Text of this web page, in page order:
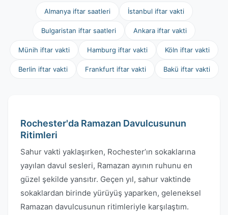
Almanya iftar saatleri İstanbul iftar vakti
Bulgaristan iftar saatleri Ankara iftar vakti
Münih iftar vakti Hamburg iftar vakti Köln iftar vakti
Berlin iftar vakti Frankfurt iftar vakti Bakü iftar vakti
Rochester'da Ramazan Davulcusunun
Ritimleri
Sahur vakti yaklaşırken, Rochester’ın sokaklarına
yayılan davul sesleri, Ramazan ayının ruhunu en
güzel şekilde yansıtır. Geçen yıl, sahur vaktinde
sokaklardan birinde yürüyüş yaparken, geleneksel
Ramazan davulcusunun ritimleriyle karşılaştım.